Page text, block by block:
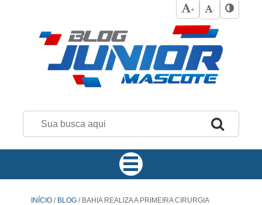
+ -
INÍCIO / BLOG /BAHIA REALIZA A PRIMEIRA CIRURGIA